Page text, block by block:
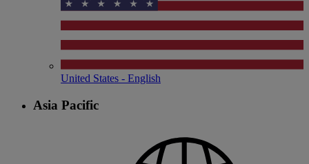
United States - English
Asia Pacific